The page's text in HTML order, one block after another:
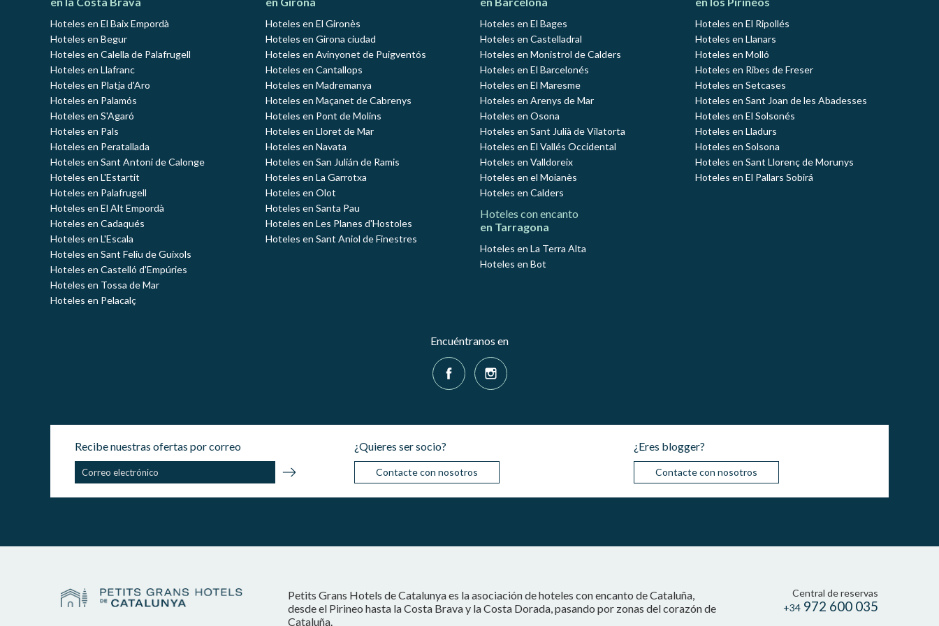
Hoteles en El Baix Empordà
Hoteles en Begur
Hoteles en Calella de Palafrugell
Hoteles en Llafranc
Hoteles en Platja d'Aro
Hoteles en Palamós
Hoteles en S'Agaró
Hoteles en Pals
Hoteles en Peratallada
Hoteles en Sant Antoni de Calonge
Hoteles en L'Estartit
Hoteles en Palafrugell
Hoteles en El Alt Empordà
Hoteles en Cadaqués
Hoteles en L'Escala
Hoteles en Sant Feliu de Guíxols
Hoteles en Castelló d'Empúries
Hoteles en Tossa de Mar
Hoteles en Pelacalç
Hoteles en El Gironès
Hoteles en Girona ciudad
Hoteles en Avinyonet de Puigventós
Hoteles en Cantallops
Hoteles en Madremanya
Hoteles en Maçanet de Cabrenys
Hoteles en Pont de Molins
Hoteles en Lloret de Mar
Hoteles en Navata
Hoteles en San Julián de Ramis
Hoteles en La Garrotxa
Hoteles en Olot
Hoteles en Santa Pau
Hoteles en Les Planes d'Hostoles
Hoteles en Sant Aniol de Finestres
Hoteles en El Bages
Hoteles en Castelladral
Hoteles en Monistrol de Calders
Hoteles en El Barcelonés
Hoteles en El Maresme
Hoteles en Arenys de Mar
Hoteles en Osona
Hoteles en Sant Julià de Vilatorta
Hoteles en El Vallés Occidental
Hoteles en Valldoreix
Hoteles en el Moianès
Hoteles en Calders
Hoteles con encanto
en Tarragona
Hoteles en La Terra Alta
Hoteles en Bot
Hoteles en El Ripollés
Hoteles en Llanars
Hoteles en Molló
Hoteles en Ribes de Freser
Hoteles en Setcases
Hoteles en Sant Joan de les Abadesses
Hoteles en El Solsonés
Hoteles en Lladurs
Hoteles en Solsona
Hoteles en Sant Llorenç de Morunys
Hoteles en El Pallars Sobirá
Encuéntranos en
Recibe nuestras ofertas por correo ¿Quieres ser socio?
Contacte con nosotros
¿Eres blogger?
Contacte con nosotros
Petits Grans Hotels de Catalunya es la asociación de hoteles con encanto de Cataluña,
desde el Pirineo hasta la Costa Brava y la Costa Dorada, pasando por zonas del corazón de
Cataluña.
Central de reservas
+34 972 600 035